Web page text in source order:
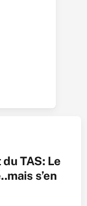
TAS: Le
s’en